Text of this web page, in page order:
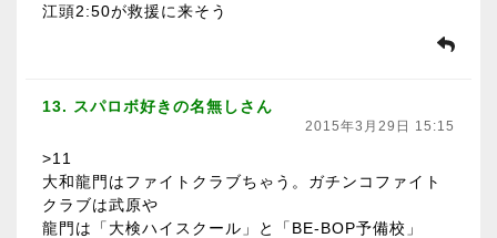
江頭2:50が救援に来そう
13. スパロボ好きの名無しさん
2015年3月29日 15:15
>11
大和龍門はファイトクラブちゃう。ガチンコファイト
クラブは武原や
龍門は「大検ハイスクール」と「BE-BOP予備校」